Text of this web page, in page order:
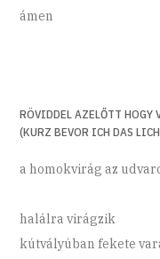
ámen
RÖVIDDEL AZELŐTT HOGY
(KURZ BEVOR ICH DAS
a homokvirág az
halálra virágzik
kútvályúban fekete